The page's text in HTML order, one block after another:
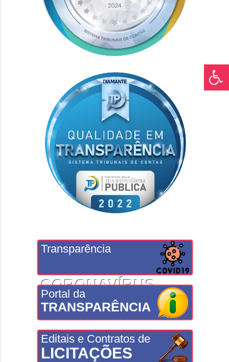
Transparência
CORONAVÍRUS
Portal da
TRANSPARÊNCIA
Editais e Contratos de
LICITAÇÕES